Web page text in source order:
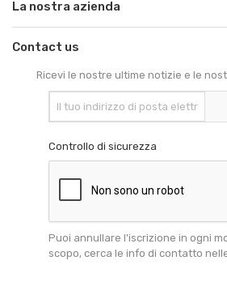
La nostra azienda
Contact us
Ricevi le nostre ultime notizie e le
Controllo di sicurezza
Puoi annullare l'iscrizione in ogni
scopo, cerca le info di contatto